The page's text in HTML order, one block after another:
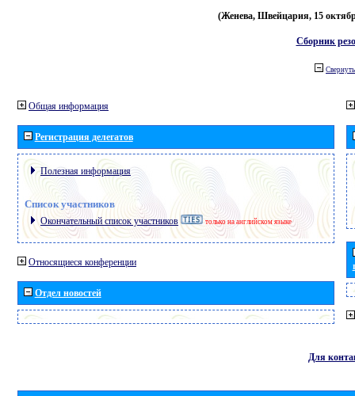
(Женева, Швейцария, 15
Сборник
Свернуть
Общая информация
Регистрация делегатов
Полезная информация
Список участников
Окончательный список участников только на английском языке
Относящиеся конференции
Отдел новостей
Для